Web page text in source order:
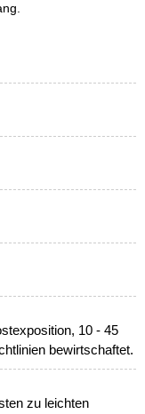
10 - 45
bewirtschaftet.
zu leichten